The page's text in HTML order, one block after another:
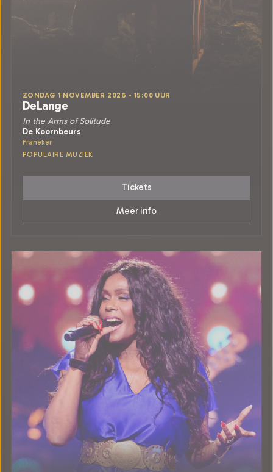
ZONDAG 1 NOVEMBER 2026 • 15:00 UUR
DeLange
In the Arms of Solitude
De Koornbeurs
Franeker
POPULAIRE MUZIEK
Tickets
Meer info